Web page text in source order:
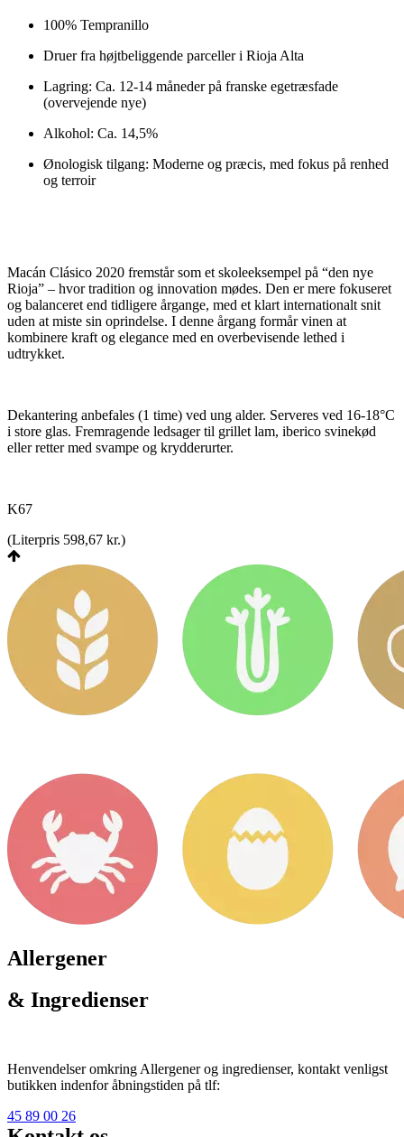
100% Tempranillo
Druer fra højtbeliggende parceller i Rioja Alta
Lagring: Ca. 12-14 måneder på franske egetræsfade
(overvejende nye)
Alkohol: Ca. 14,5%
Ønologisk tilgang: Moderne og præcis, med fokus på renhed
og terroir
Macán Clásico 2020 fremstår som et skoleeksempel på “den nye
Rioja” – hvor tradition og innovation mødes. Den er mere fokuseret
og balanceret end tidligere årgange, med et klart internationalt snit
uden at miste sin oprindelse. I denne årgang formår vinen at
kombinere kraft og elegance med en overbevisende lethed i
udtrykket.
Dekantering anbefales (1 time) ved ung alder. Serveres ved 16-18°C
i store glas. Fremragende ledsager til grillet lam, iberico svinekød
eller retter med svampe og krydderurter.
K67
(Literpris 598,67 kr.)
Allergener
& Ingredienser
Henvendelser omkring Allergener og ingredienser, kontakt venligst
butikken indenfor åbningstiden på tlf:
45 89 00 26